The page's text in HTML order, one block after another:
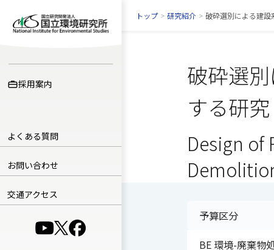
採用案内
よくある質問
お問い合わせ
交通アクセス
（別ウインドウで開きます）
（別ウインドウで開きます）
（別ウインドウで開きます）
トップ > 研究紹介 > 破砕選別による建
破砕選
する研究
Design of
予算区分
BE 環境-廃棄物